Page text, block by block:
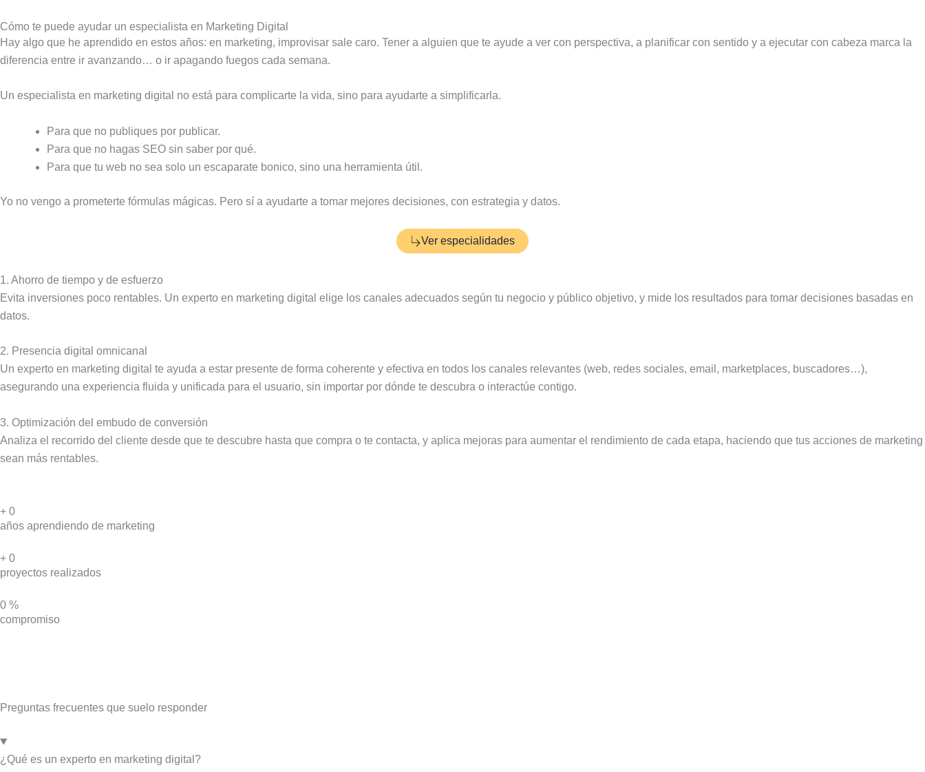
Cómo te puede ayudar un especialista en Marketing Digital
Hay algo que he aprendido en estos años: en marketing, improvisar sale caro. Tener a alguien que te ayude a ver con perspectiva, a planificar con sentido y a ejecutar con cabeza marca la
diferencia entre ir avanzando… o ir apagando fuegos cada semana.
Un especialista en marketing digital no está para complicarte la vida, sino para ayudarte a simplificarla.
Para que no publiques por publicar.
Para que no hagas SEO sin saber por qué.
Para que tu web no sea solo un escaparate bonico, sino una herramienta útil.
Yo no vengo a prometerte fórmulas mágicas. Pero sí a ayudarte a tomar mejores decisiones, con estrategia y datos.
Ver especialidades
1. Ahorro de tiempo y de esfuerzo
Evita inversiones poco rentables. Un experto en marketing digital elige los canales adecuados según tu negocio y público objetivo, y mide los resultados para tomar decisiones basadas en
datos.
2. Presencia digital omnicanal
Un experto en marketing digital te ayuda a estar presente de forma coherente y efectiva en todos los canales relevantes (web, redes sociales, email, marketplaces, buscadores…),
asegurando una experiencia fluida y unificada para el usuario, sin importar por dónde te descubra o interactúe contigo.
3. Optimización del embudo de conversión
Analiza el recorrido del cliente desde que te descubre hasta que compra o te contacta, y aplica mejoras para aumentar el rendimiento de cada etapa, haciendo que tus acciones de marketing
sean más rentables.
+ 0
años aprendiendo de marketing
+ 0
proyectos realizados
0 %
compromiso
Preguntas frecuentes que suelo responder
¿Qué es un experto en marketing digital?